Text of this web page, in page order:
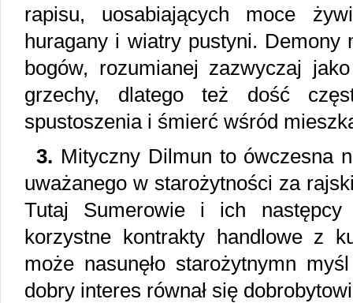
rapisu, uosabiających moce
huragany i wiatry pustyni. Demony
bogów, rozumianej zazwyczaj
grzechy, dlatego też dość
spustoszenia i śmierć wśród
3. Mityczny Dilmun to ówczesna
uważanego w starożytności za
Tutaj Sumerowie i ich następcy
korzystne kontrakty handlowe z
może nasunęło starożytnymn
dobry interes równał się